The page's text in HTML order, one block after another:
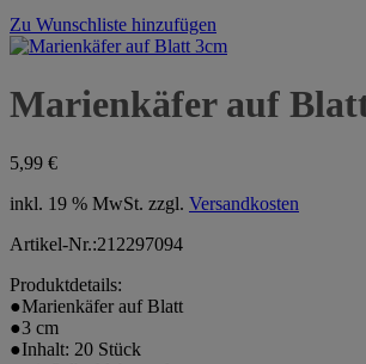
Zu Wunschliste hinzufügen
Marienkäfer auf
5,99 €
inkl. 19 % MwSt. zzgl. Versandkosten
Artikel-Nr.:212297094
Produktdetails:
●Marienkäfer auf Blatt
●3 cm
●Inhalt: 20 Stück